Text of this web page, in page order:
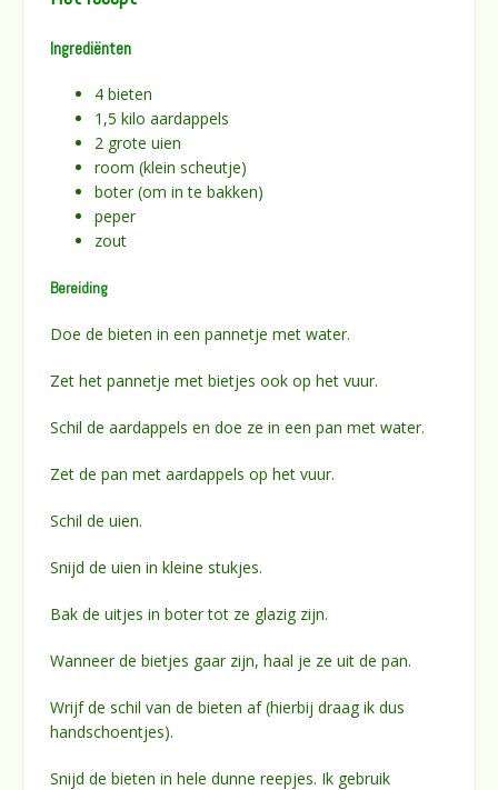
Ingrediënten
4 bieten
1,5 kilo aardappels
2 grote uien
room (klein scheutje)
boter (om in te bakken)
peper
zout
Bereiding
Doe de bieten in een pannetje met water.
Zet het pannetje met bietjes ook op het vuur.
Schil de aardappels en doe ze in een pan met water.
Zet de pan met aardappels op het vuur.
Schil de uien.
Snijd de uien in kleine stukjes.
Bak de uitjes in boter tot ze glazig zijn.
Wanneer de bietjes gaar zijn, haal je ze uit de pan.
Wrijf de schil van de bieten af (hierbij draag ik dus
handschoentjes).
Snijd de bieten in hele dunne reepjes. Ik gebruik